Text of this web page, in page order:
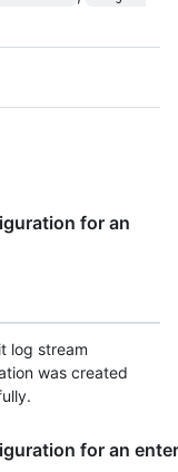
for an
log stream
was created
for an